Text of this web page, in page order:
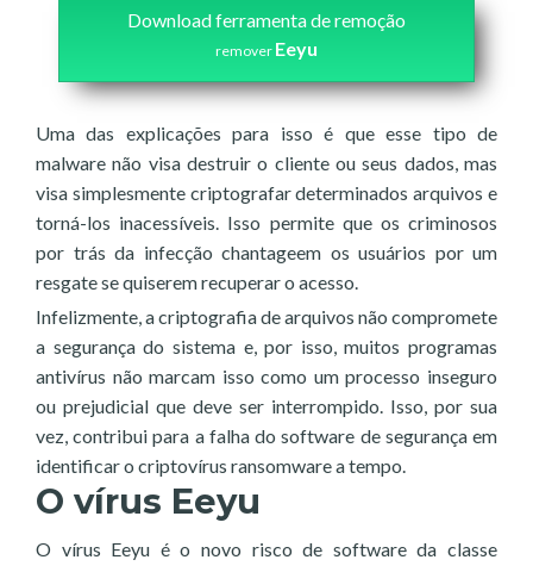
Download ferramenta de remoção
remover Eeyu
Uma das explicações para isso é que esse tipo de
malware não visa destruir o cliente ou seus dados, mas
visa simplesmente criptografar determinados arquivos e
torná-los inacessíveis. Isso permite que os criminosos
por trás da infecção chantageem os usuários por um
resgate se quiserem recuperar o acesso.
Infelizmente, a criptografia de arquivos não compromete
a segurança do sistema e, por isso, muitos programas
antivírus não marcam isso como um processo inseguro
ou prejudicial que deve ser interrompido. Isso, por sua
vez, contribui para a falha do software de segurança em
identificar o criptovírus ransomware a tempo.
O vírus Eeyu
O vírus Eeyu é o novo risco de software da classe